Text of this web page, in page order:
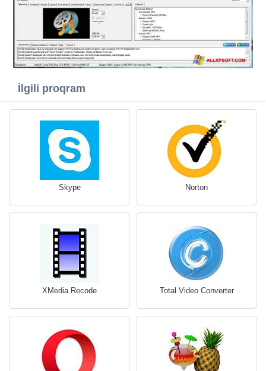
İlgili proqram
Skype Norton
XMedia Recode Total Video Converter